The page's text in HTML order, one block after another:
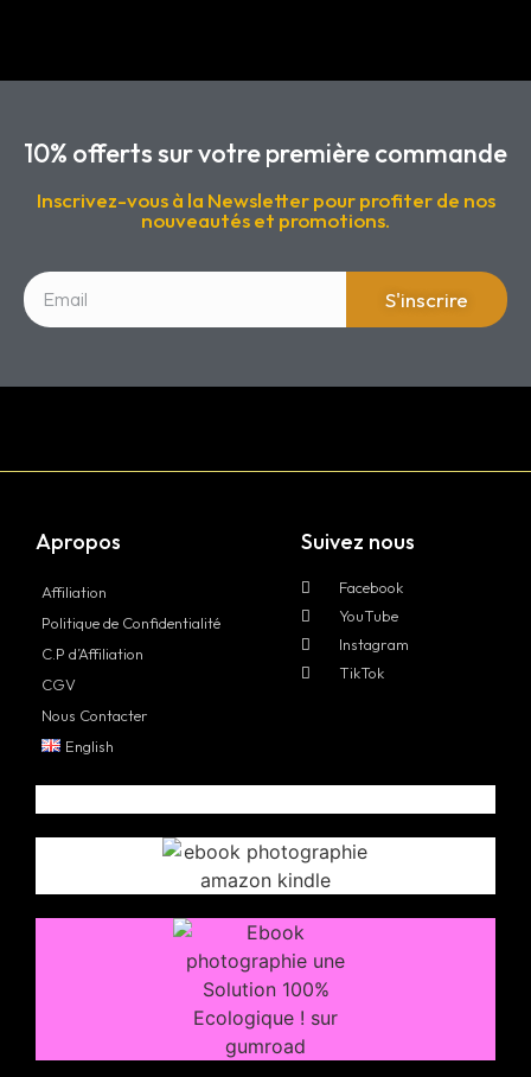
10% offerts sur votre première commande
Inscrivez-vous à la Newsletter pour profiter de nos
nouveautés et promotions.
S'inscrire
Apropos
Affiliation
Politique de Confidentialité
C.P d’Affiliation
CGV
Nous Contacter
English
Suivez nous
Facebook
YouTube
Instagram
TikTok